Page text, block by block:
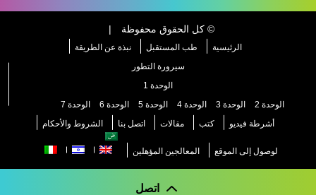
© كل الحقوق محفوظة |
الرئيسية طب المستقبل
نبذة عن الطريقة
سيرورة التطور
الوحدة 1
الوحدة 2
الوحدة 3 الوحدة 4 الوحدة 5 الوحدة 6
الوحدة 7
أشرطة فيديو
كتب مقالات اتصل بنا الشروط والأحكام
لوصول إلى الموقع المعالجين المؤهلين
اتصل